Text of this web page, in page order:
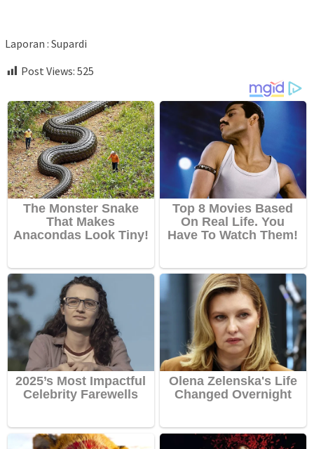
Laporan : Supardi
Post Views: 525